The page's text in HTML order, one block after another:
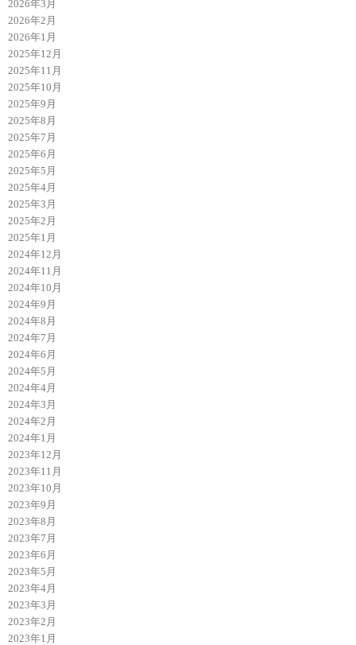
2026年3月
2026年2月
2026年1月
2025年12月
2025年11月
2025年10月
2025年9月
2025年8月
2025年7月
2025年6月
2025年5月
2025年4月
2025年3月
2025年2月
2025年1月
2024年12月
2024年11月
2024年10月
2024年9月
2024年8月
2024年7月
2024年6月
2024年5月
2024年4月
2024年3月
2024年2月
2024年1月
2023年12月
2023年11月
2023年10月
2023年9月
2023年8月
2023年7月
2023年6月
2023年5月
2023年4月
2023年3月
2023年2月
2023年1月